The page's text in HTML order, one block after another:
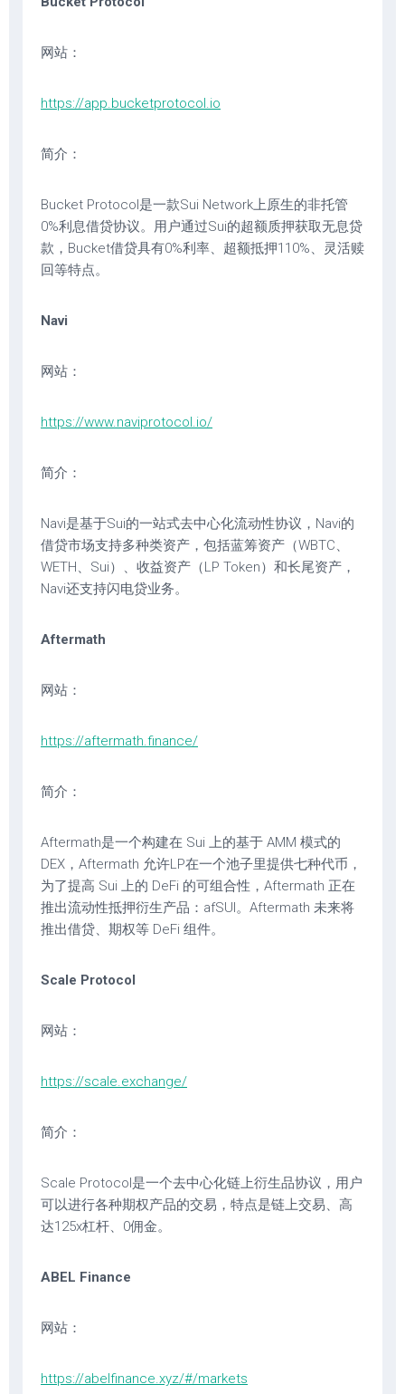
网站：
https://app.bucketprotocol.io
简介：
Bucket Protocol是一款Sui Network上原生的非托管
0%利息借贷协议。用户通过Sui的超额质押获取无息贷
款，Bucket借贷具有0%利率、超额抵押110%、灵活赎
回等特点。
Navi
网站：
https://www.naviprotocol.io/
简介：
Navi是基于Sui的一站式去中心化流动性协议，Navi的
借贷市场支持多种类资产，包括蓝筹资产（WBTC、
WETH、Sui）、收益资产（LP Token）和长尾资产，
Navi还支持闪电贷业务。
Aftermath
网站：
https://aftermath.finance/
简介：
Aftermath是一个构建在 Sui 上的基于 AMM 模式的
DEX，Aftermath 允许LP在一个池子里提供七种代币，
为了提高 Sui 上的 DeFi 的可组合性，Aftermath 正在
推出流动性抵押衍生产品：afSUI。Aftermath 未来将
推出借贷、期权等 DeFi 组件。
Scale Protocol
网站：
https://scale.exchange/
简介：
Scale Protocol是一个去中心化链上衍生品协议，用户
可以进行各种期权产品的交易，特点是链上交易、高
达125x杠杆、0佣金。
ABEL Finance
网站：
https://abelfinance.xyz/#/markets